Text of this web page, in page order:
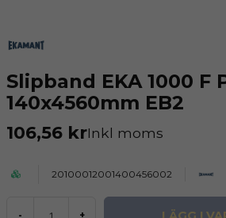
Slipband EKA 1000 F
140x4560mm EB2
106,56 krInkl moms
20100012001400456002
- +